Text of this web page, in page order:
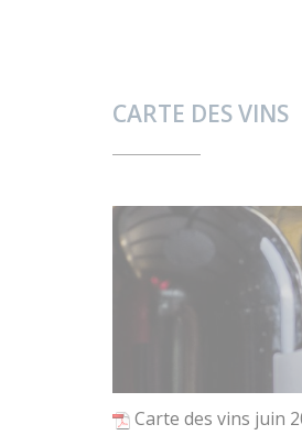
CARTE DES VINS
Carte des vins juin